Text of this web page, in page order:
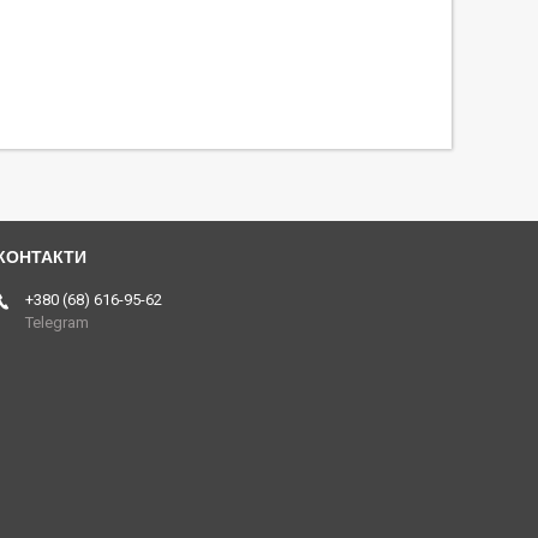
+380 (68) 616-95-62
Telegram